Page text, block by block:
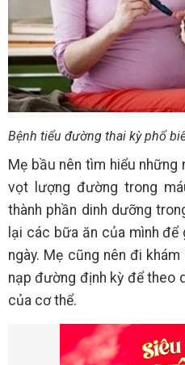
Bệnh tiểu đường thai kỳ phổ
Mẹ bầu nên tìm hiểu những
vọt lượng đường trong
thành phần dinh dưỡng
lại các bữa ăn của mình
ngày. Mẹ cũng nên đi
nạp đường định kỳ để theo
của cơ thể.